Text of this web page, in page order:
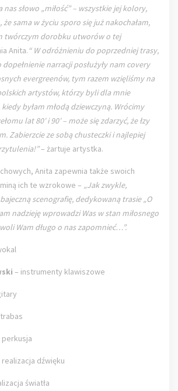
słowo „miłość” – wszystkie jej kolory,
sama w życiu sporo się już nakochałam,
twórczym dorobku utworów o tej
Anita.“ W odróżnieniu do poprzedniej trasy,
narracji posłużyły nam covery
evergreenów, tym razem wzięliśmy na
artystów, którzy byli dla mnie
byłam młodą dziewczyną. Wrócimy
lat 80′ i 90′ – może się zdarzyć, że łzy
Zabierzcie ze sobą chusteczki i najlepiej
– żartuje artystka.
Anita zapewnia także swoich
ich te wzrokowe – „Jak zwykle,
scenografię, dedykowaną trasie „O
nadzieję wprowadzi Was w stan miłosnego
Wam długo o nas zapomnieć…”.
– instrumenty klawiszowe
perkusja
dźwięku
światła